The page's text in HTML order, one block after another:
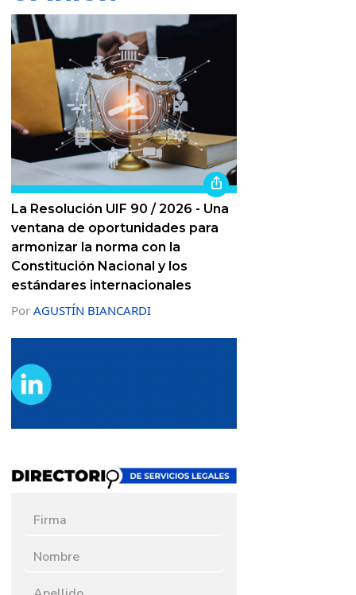
La Resolución UIF 90 / 2026 - Una
ventana de oportunidades para
armonizar la norma con la
Constitución Nacional y los
estándares internacionales
Por AGUSTÍN BIANCARDI